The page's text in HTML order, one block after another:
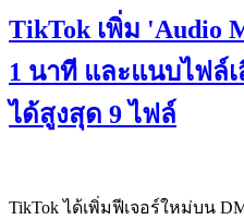
TikTok เพิ่ม 'Audio
1 นาที และแนบไฟล์
ได้สูงสุด 9 ไฟล์
TikTok ได้เพิ่มฟีเจอร์ใหม่บน